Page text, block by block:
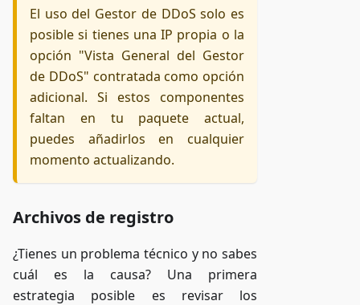
El uso del Gestor de DDoS solo es
posible si tienes una IP propia o la
opción "Vista General del Gestor
de DDoS" contratada como opción
adicional. Si estos componentes
faltan en tu paquete actual,
puedes añadirlos en cualquier
momento actualizando.
Archivos de registro
¿Tienes un problema técnico y no sabes
cuál es la causa? Una primera
estrategia posible es revisar los